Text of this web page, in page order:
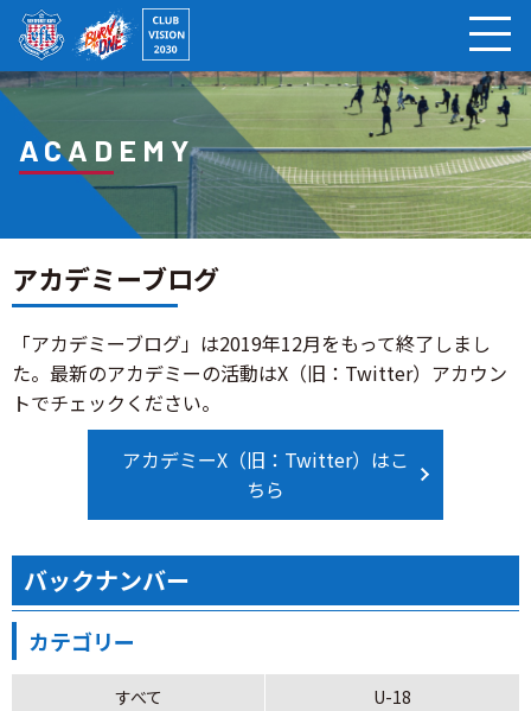
ACADEMY
アカデミーブログ
「アカデミーブログ」は2019年12月をもって終了しまし
た。最新のアカデミーの活動はX（旧：Twitter）アカウン
トでチェックください。
アカデミーX（旧：Twitter）はこ
ちら
バックナンバー
カテゴリー
すべて
U-18